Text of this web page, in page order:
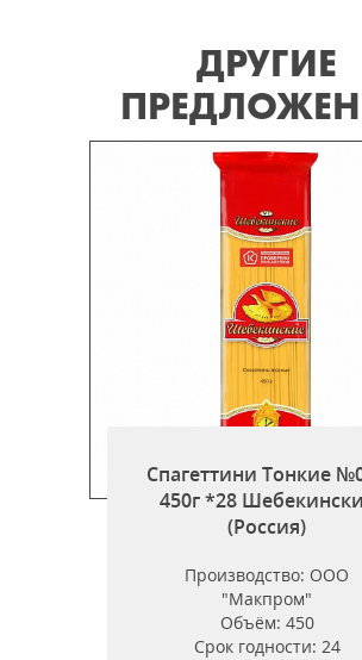
ДРУГИЕ
Спагеттини Тонкие
450г *28
(Россия)
Производство: ООО
"Макпром"
Объём: 450
Срок годности: 24